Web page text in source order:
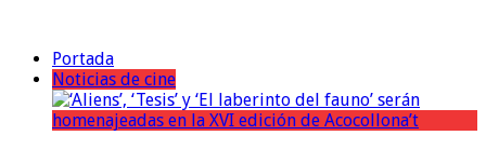
Portada
Noticias de cine